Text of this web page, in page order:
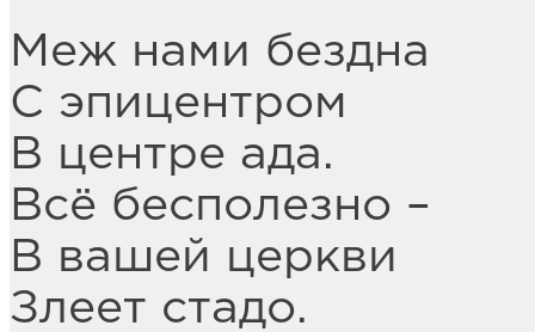
Меж нами бездна
С эпицентром
В центре ада.
Всё бесполезно –
В вашей церкви
Злеет стадо.